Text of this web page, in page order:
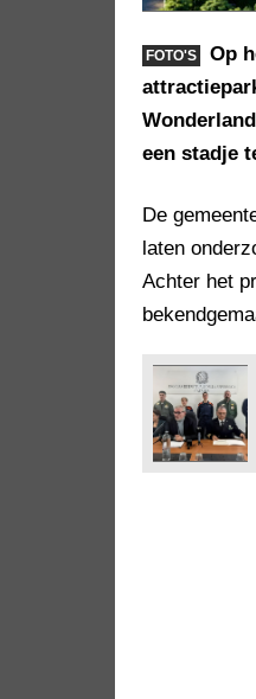
FOTO'S
Op
een stadje
De
laten
Achter het